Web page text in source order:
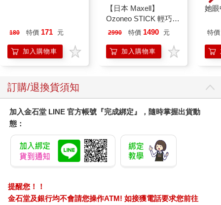
「那你這回又要小孩媽媽拿什麼來付？」我焦急地問，好像那小
孩此刻就在我的旁邊要醒來大叫。
我鬆了一口氣。
「但你這杯咖啡還沒付錢。」阿昌促狹地說。「請問客倌要付還
是拿東西來換？」
「那用故事來換可不可以？」
「可以。只要肯給，我都願意收。」阿昌吸了一口菸，淡淡地
我望著眼前在藍調酒吧認識多年、一起聽遍爵士的阿昌，感到既
熟悉又陌生。
他真的要我付這杯咖啡錢？當然啊！他說的。這年頭大家都習慣
了詐騙集團的技倆。天底下沒有白吃的午餐，自然也就不會有白
喝的咖啡。
用貝殼來換，用故事來換，用世間你覺得等值的所有東西來換。
東西的價值不是他決定的，是你決定的。是你用換取的故事，決
180 特價 171 元
加入購物車
【日本 Maxell】
Ozoneo STICK 輕巧型
除菌消臭器－垃圾箱用
2990 特價 1490 元
加入購物車
她
特價
訂購/退換貨須知
加入金石堂 LINE 官方帳號『完成綁定』，隨時掌握出貨動
態：
提醒您！！
金石堂及銀行均不會請您操作ATM! 如接獲電話要求您前往